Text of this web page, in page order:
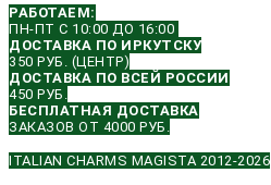
РАБОТАЕМ:
ПН-ПТ С 10:00 ДО 16:00
ДОСТАВКА ПО ИРКУТСКУ
350 РУБ. (ЦЕНТР)
ДОСТАВКА ПО ВСЕЙ РОССИИ
450 РУБ.
БЕСПЛАТНАЯ ДОСТАВКА
ЗАКАЗОВ ОТ 4000 РУБ.
ITALIAN CHARMS MAGISTA 2012-2026